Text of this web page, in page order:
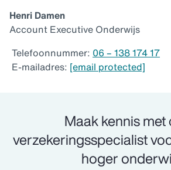
Henri Damen
Account Executive Onderwijs
Telefoonnummer: 06 – 138 174 17
E-mailadres: [email protected]
Maak kennis met
verzekeringsspecialist
hoger